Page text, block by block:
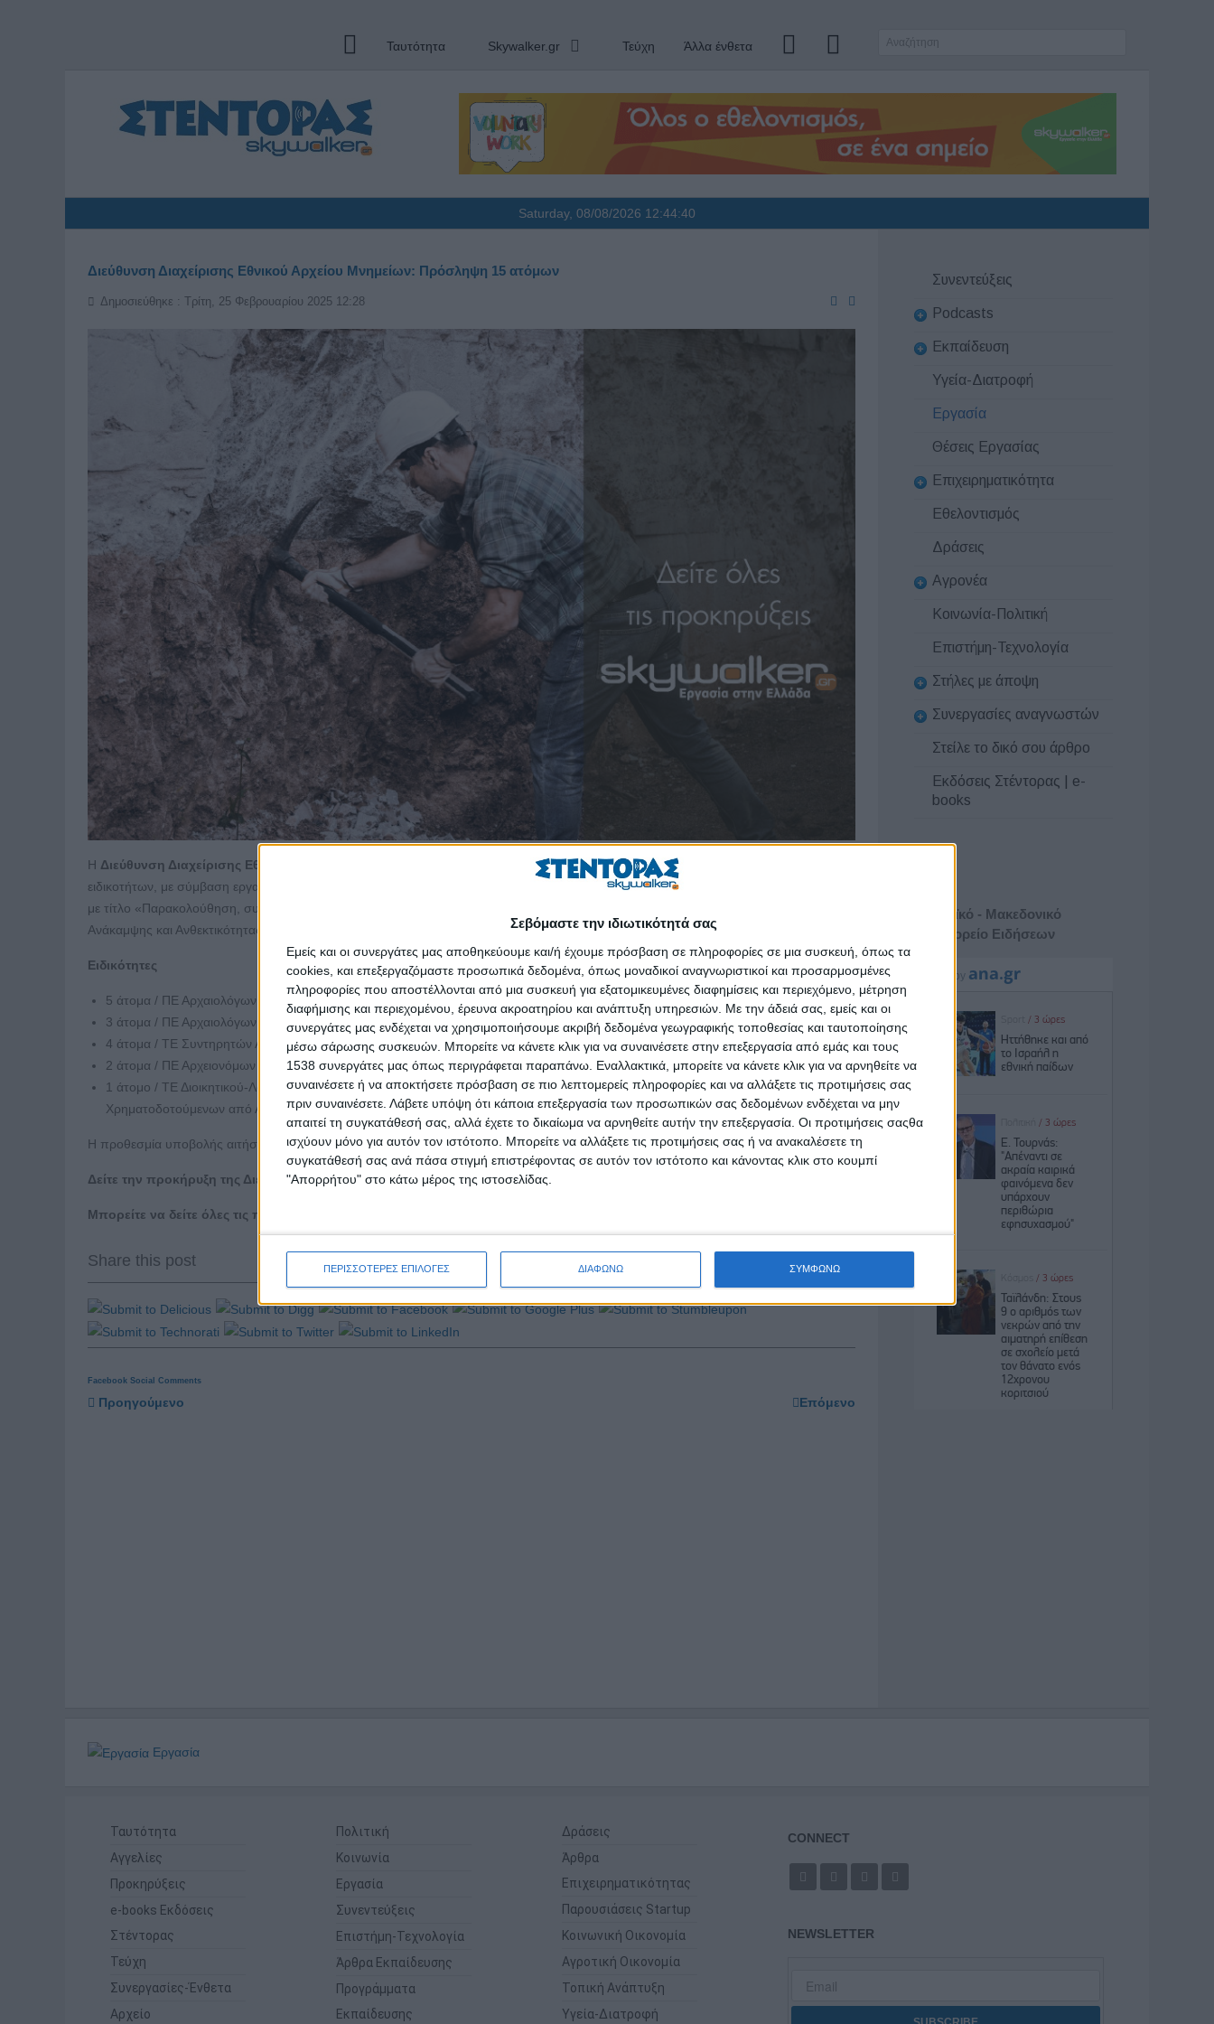
Σεβόμαστε την ιδιωτικότητά σας
Εμείς και οι συνεργάτες μας αποθηκεύουμε και/ή έχουμε πρόσβαση σε πληροφορίες σε μια συσκευή, όπως τα
cookies, και επεξεργαζόμαστε προσωπικά δεδομένα, όπως μοναδικοί αναγνωριστικοί και προσαρμοσμένες
πληροφορίες που αποστέλλονται από μια συσκευή για εξατομικευμένες διαφημίσεις και περιεχόμενο, μέτρηση
διαφήμισης και περιεχομένου, έρευνα ακροατηρίου και ανάπτυξη υπηρεσιών. Με την άδειά σας, εμείς και οι
συνεργάτες μας ενδέχεται να χρησιμοποιήσουμε ακριβή δεδομένα γεωγραφικής τοποθεσίας και ταυτοποίησης
μέσω σάρωσης συσκευών. Μπορείτε να κάνετε κλικ για να συναινέσετε στην επεξεργασία από εμάς και τους
1538 συνεργάτες μας όπως περιγράφεται παραπάνω. Εναλλακτικά, μπορείτε να κάνετε κλικ για να αρνηθείτε να
συναινέσετε ή να αποκτήσετε πρόσβαση σε πιο λεπτομερείς πληροφορίες και να αλλάξετε τις προτιμήσεις σας
πριν συναινέσετε. Λάβετε υπόψη ότι κάποια επεξεργασία των προσωπικών σας δεδομένων ενδέχεται να μην
απαιτεί τη συγκατάθεσή σας, αλλά έχετε το δικαίωμα να αρνηθείτε αυτήν την επεξεργασία. Οι προτιμήσεις σαςθα
ισχύουν μόνο για αυτόν τον ιστότοπο. Μπορείτε να αλλάξετε τις προτιμήσεις σας ή να ανακαλέσετε τη
συγκατάθεσή σας ανά πάσα στιγμή επιστρέφοντας σε αυτόν τον ιστότοπο και κάνοντας κλικ στο κουμπί
"Απορρήτου" στο κάτω μέρος της ιστοσελίδας.
ΠΕΡΙΣΣΟΤΕΡΕΣ ΕΠΙΛΟΓΕΣ ΔΙΑΦΩΝΩ ΣΥΜΦΩΝΩ
Ταυτότητα Skywalker.gr Τεύχη Άλλα ένθετα
Saturday, 08/08/2026 12:44:41
Διεύθυνση Διαχείρισης Εθνικού Αρχείου Μνημείων: Πρόσληψη 15 ατόμων
Δημοσιεύθηκε : Τρίτη, 25 Φεβρουαρίου 2025 12:28
Η Διεύθυνση Διαχείρισης Εθνικού Αρχείου Μνημείων
προκηρύσσει την πρόσληψη επιστημονικού προσωπικού και λοιπών
ειδικοτήτων, με σύμβαση εργασίας ιδιωτικού δικαίου ορισμένου χρόνου, για την εκτέλεση των αρχαιολογικών εργασιών του Υποέργου 2
με τίτλο «Παρακολούθηση, συντονισμός, οριστικοποίηση και δημοσιοποίηση τεκμηρίων» του ενταγμένου Έργου στο Ταμείο
Ανάκαμψης και Ανθεκτικότητας με τίτλο «Τεκμηρίωση και Ψηφιοποίηση Κινητών Μνημείων του Πρώην Βασιλικού Κτήματος Τατοΐου».
Ειδικότητες
5 άτομα / ΠΕ Αρχαιολόγων
3 άτομα / ΠΕ Αρχαιολόγων με εξειδίκευση στην Ιστορία της Τέχνης
4 άτομα / ΤΕ Συντηρητών Αρχαιοτήτων και Έργων Τέχνης με εξειδίκευση στη Συντήρηση Εικαστικών Έργων και Αρχειακού Υλικού
2 άτομα / ΠΕ Αρχειονόμων
1 άτομο / ΤΕ Διοικητικού-Λογιστικού με εμπειρία στη Διοικητική και Οικονομική Διαχείριση Αρχαιολογικών Έργων ή Έργων
Χρηματοδοτούμενων από Αναπτυξιακά Προγράμματα
Η προθεσμία υποβολής αιτήσεων λήγει στις2 Μαρτίου 2025.
Δείτε την προκήρυξη της Διεύθυνσης Διαχείρισης Εθνικού Αρχείου Μνημείων
Μπορείτε να δείτε όλες τις προκηρύξεις που τρέχουν
Share this post
Facebook Social Comments
Προηγούμενο Επόμενο
Συνεντεύξεις
Podcasts
Εκπαίδευση
Υγεία-Διατροφή
Εργασία
Θέσεις Εργασίας
Επιχειρηματικότητα
Εθελοντισμός
Δράσεις
Αγρονέα
Κοινωνία-Πολιτική
Επιστήμη-Τεχνολογία
Στήλες με άποψη
Συνεργασίες αναγνωστών
Στείλε το δικό σου άρθρο
Εκδόσεις Στέντορας | e-
books
Αθηναϊκό - Μακεδονικό
Πρακτορείο Ειδήσεων
Εργασία
Ταυτότητα
Αγγελίες
Προκηρύξεις
e-books Εκδόσεις
Στέντορας
Τεύχη
Συνεργασίες-Ένθετα
Αρχείο
Πολιτική
Κοινωνία
Εργασία
Συνεντεύξεις
Επιστήμη-Τεχνολογία
Άρθρα Εκπαίδευσης
Προγράμματα
Εκπαίδευσης
Δράσεις
Άρθρα
Επιχειρηματικότητας
Παρουσιάσεις Startup
Κοινωνική Οικονομία
Αγροτική Οικονομία
Τοπική Ανάπτυξη
Υγεία-Διατροφή
CONNECT
NEWSLETTER